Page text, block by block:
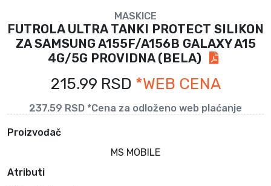
MASKICE
FUTROLA ULTRA TANKI PROTECT SILIKON
ZA SAMSUNG A155F/A156B GALAXY A15
4G/5G PROVIDNA (BELA)
215.99 RSD *WEB CENA
237.59 RSD *Cena za odloženo web plaćanje
Proizvođač
MS MOBILE
Atributi